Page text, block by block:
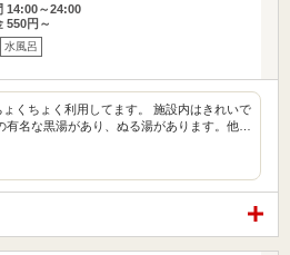
14:00～24:00
550円～
水風呂
くちょく利用してます。 施設内はきれいで
有名な黒湯があり、ぬる湯があります。他…